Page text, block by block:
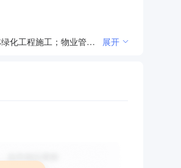
一般项目：技术服务、技术开发、技术咨询、技术交流、技术转让、技术推广；智能家庭消费设备销售；信息系统集成服务；园林绿化工程施工；物业管理；计算机软硬件及辅助设备零售；计算机软硬件及辅助设备批发；通讯设备销售；消防器材销售；电子元器件批发；电子元器件零售；建筑材料销售；五金产品批发；五金产品零售；日用百货销售；化工产品销售（不含许可类化工产品）；针纺织品销售；软件开发；人工智能硬件销售；食品销售（仅销售预包装食品）；日用化学产品销售；化妆品批发；化妆品零售；企业管理咨询；会议及展览服务。（除依法须经批准的项目外，凭营业执照依法自主开展经营活动）许可项目：电气安装服务；第二类增值电信业务。（依法须经批准的项目，经相关部门批准后方可开展经营活动，具体经营项目以相关部门批准文件或许可证件为准） 展开